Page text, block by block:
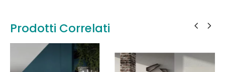
Prodotti Correlati